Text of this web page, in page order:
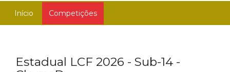
Início Competições
Estadual LCF 2026 - Sub-14 -